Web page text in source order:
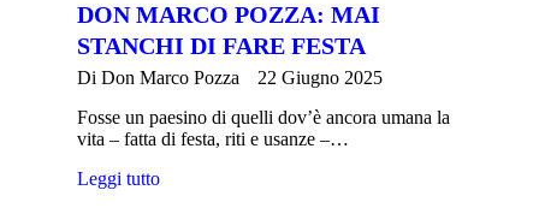
DON MARCO POZZA: MAI
STANCHI DI FARE FESTA
Di Don Marco Pozza
22 Giugno 2025
Fosse un paesino di quelli dov’è ancora umana la
vita – fatta di festa, riti e usanze –…
Leggi tutto